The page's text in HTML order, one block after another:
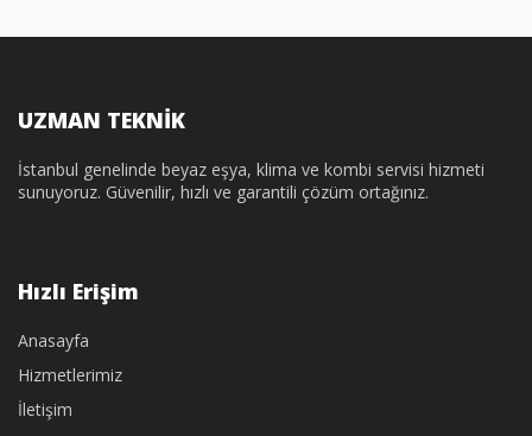
UZMAN TEKNİK
İstanbul genelinde beyaz eşya, klima ve kombi servisi hizmeti
sunuyoruz. Güvenilir, hızlı ve garantili çözüm ortağınız.
Hızlı Erişim
Anasayfa
Hizmetlerimiz
İletişim